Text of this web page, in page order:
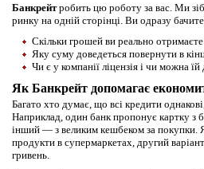
Банкрейтробить цю роботу за вас. Ми
ринку на одній сторінці. Ви одразу
Скільки грошей ви реально
Яку суму доведеться повернути в
Чи є у компанії ліцензія і чи можна їй
Як Банкрейт допомагає
Багато хто думає, що всі кредити
Наприклад, один банк пропонує картку з
інший — з великим кешбеком за покупки.
продукти в супермаркетах, другий
гривень.